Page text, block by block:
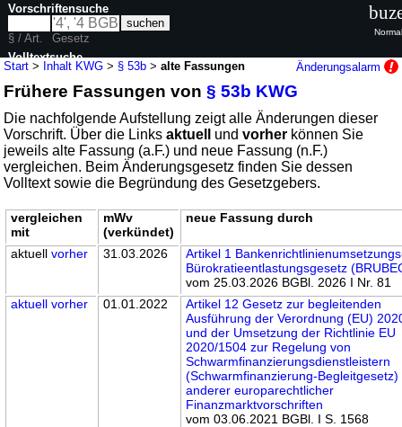
Start > Inhalt KWG > § 53b >alte Fassungen Änderungsalarm
Frühere Fassungen von§ 53b KWG
Die nachfolgende Aufstellung zeigt alle Änderungen dieser
Vorschrift. Über die Linksaktuell undvorher können Sie
jeweils alte Fassung (a.F.) und neue Fassung (n.F.)
vergleichen. Beim Änderungsgesetz finden Sie dessen
Volltext sowie die Begründung des Gesetzgebers.
vergleichen
mit
mWv
(verkündet)
neue Fassung durch
aktuellvorher 31.03.2026
Artikel 1
Bürokratieentlastungsgesetz
vom 25.03.2026 BGBl. 2026 I Nr. 81
aktuell vorher 01.01.2022
Artikel 12 Gesetz zur begleitenden
Ausführung der Verordnung (EU)
und der Umsetzung der Richtlinie EU
2020/1504 zur Regelung von
Schwarmfinanzierungsdienstleistern
(Schwarmfinanzierung-Begleitgesetz)
anderer europarechtlicher
Finanzmarktvorschriften
vom 03.06.2021 BGBl. I S. 1568
Vorschriftensuche
§ / Art.
Gesetz
Volltextsuche
nur in KWG